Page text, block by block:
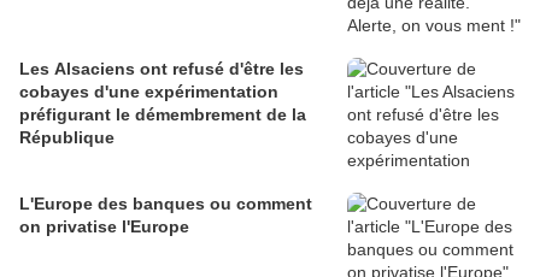
Les Alsaciens ont refusé d'être les
cobayes d'une expérimentation
préfigurant le démembrement de la
République
L'Europe des banques ou comment
on privatise l'Europe